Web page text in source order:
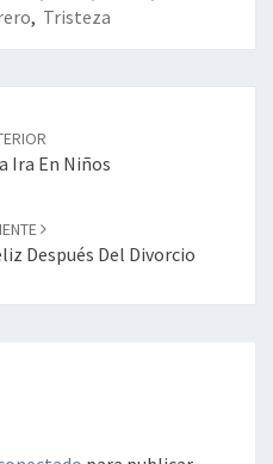
, Tristeza
Ira En Niños
Después Del Divorcio